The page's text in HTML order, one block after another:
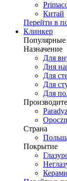
Китай
Перейти в
Клинкер
Популярные
Назначение
Для
Дня
Для
Для
Для
Страна
Покрытие